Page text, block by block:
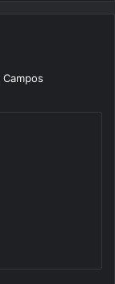
Campos